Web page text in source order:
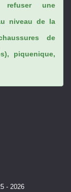
refuser une
niveau de la
de
piquenique,
- 2026